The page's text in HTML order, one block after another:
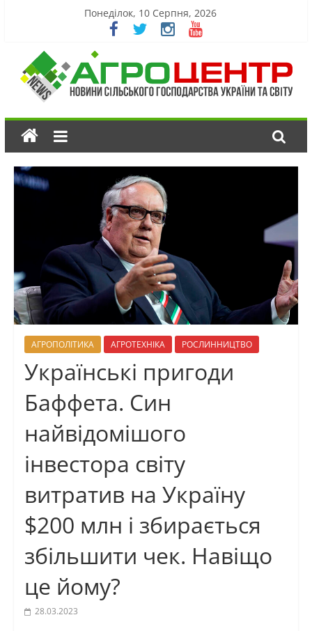
Понеділок, 10 Серпня, 2026
АГРОПОЛІТИКА АГРОТЕХНІКА РОСЛИННИЦТВО
Українські пригоди
Баффета. Син
найвідомішого
інвестора світу
витратив на Україну
$200 млн і збирається
збільшити чек. Навіщо
це йому?
28.03.2023